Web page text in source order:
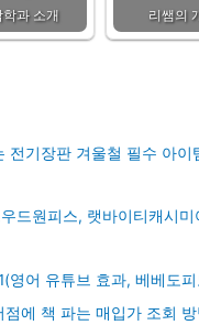
과 소개
리쌤의
전기장판 겨울철 필수 아이
드원피스, 랫바이티캐시
영어 유튜브 효과, 베베도
점에 책 파는 매입가 조회 방